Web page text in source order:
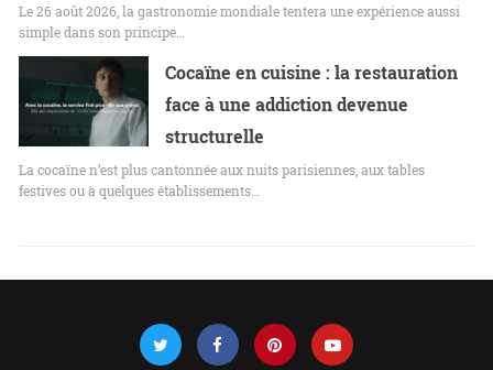
Le 26 août 2026, la gastronomie mondiale tentera une expérience aussi
simple dans son principe…
Cocaïne en cuisine : la restauration
face à une addiction devenue
structurelle
La cocaïne n’est plus cantonnée aux nuits parisiennes, aux tables
festives ou à quelques établissements…